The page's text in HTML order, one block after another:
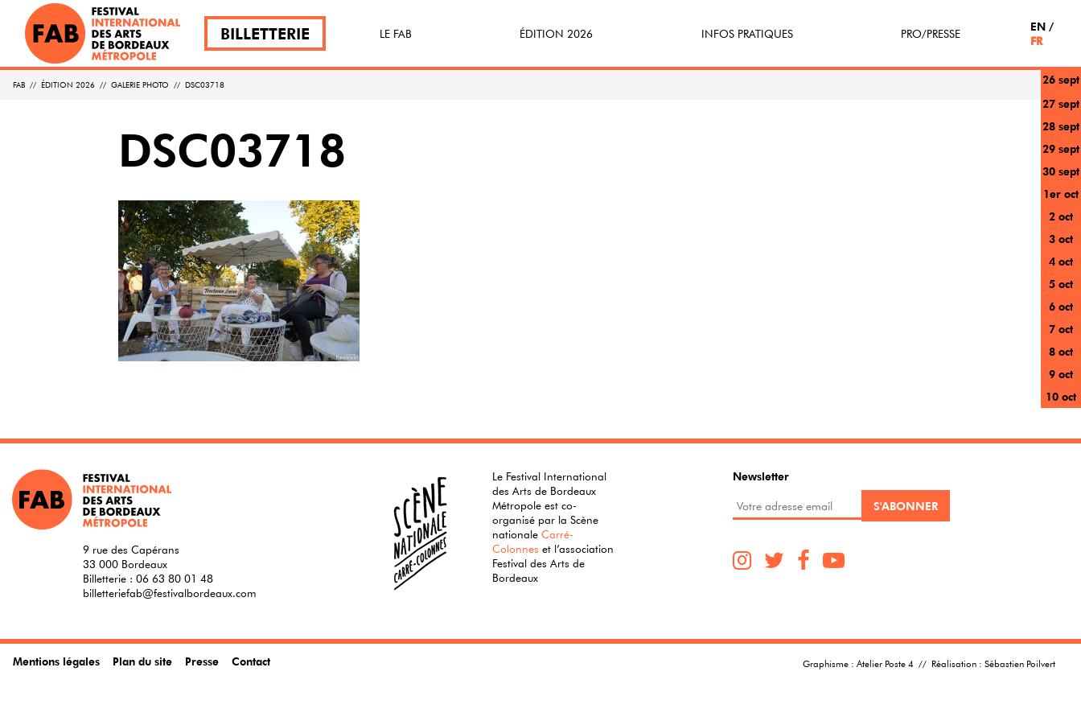
BILLETTERIE LE FAB ÉDITION 2026 INFOS PRATIQUES PRO/PRESSE
EN
FR
FAB // ÉDITION 2026 // GALERIE PHOTO // DSC03718
26 sept
27 sept
28 sept
29 sept
30 sept
1er oct
2 oct
3 oct
4 oct
5 oct
6 oct
7 oct
8 oct
9 oct
10 oct
DSC03718
9 rue des Capérans
33 000 Bordeaux
Billetterie : 06 63 80 01 48
billetteriefab@festivalbordeaux.com
Le Festival International
des Arts de Bordeaux
Métropole est co-
organisé par la Scène
nationaleCarré-
Colonnes et l’association
Festival des Arts de
Bordeaux
Newsletter
Mentions légales Plan du site Presse Contact Graphisme : Atelier Poste 4 // Réalisation : Sébastien Poilvert